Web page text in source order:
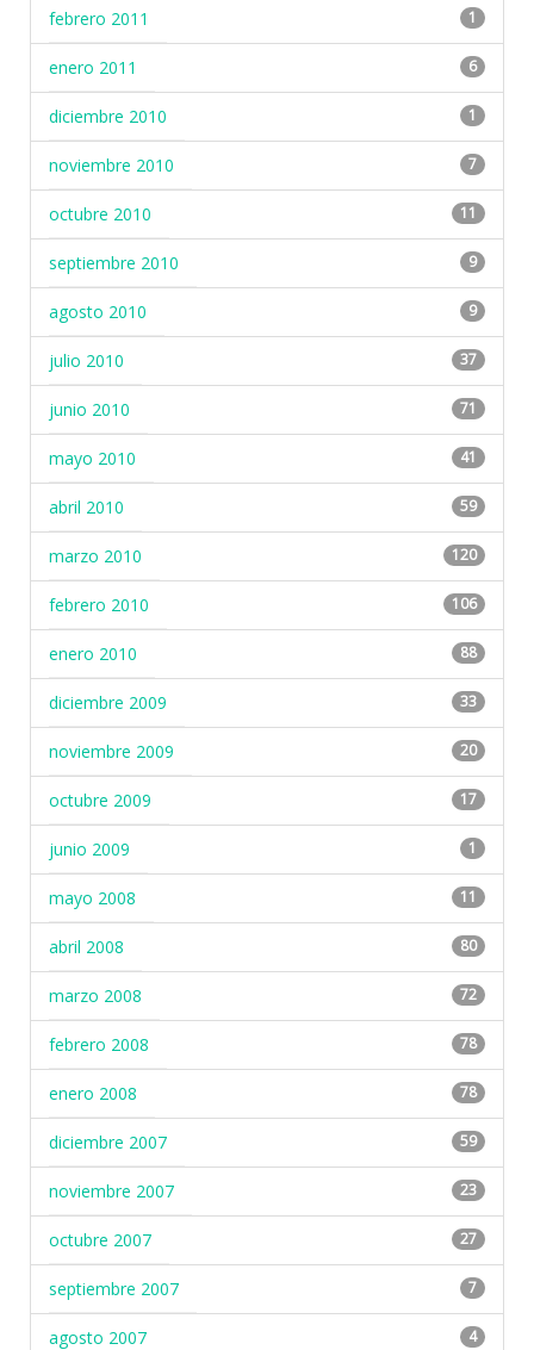
febrero 2011 1
enero 2011 6
diciembre 2010 1
noviembre 2010 7
octubre 2010 11
septiembre 2010 9
agosto 2010 9
julio 2010 37
junio 2010 71
mayo 2010 41
abril 2010 59
marzo 2010 120
febrero 2010 106
enero 2010 88
diciembre 2009 33
noviembre 2009 20
octubre 2009 17
junio 2009 1
mayo 2008 11
abril 2008 80
marzo 2008 72
febrero 2008 78
enero 2008 78
diciembre 2007 59
noviembre 2007 23
octubre 2007 27
septiembre 2007 7
agosto 2007 4